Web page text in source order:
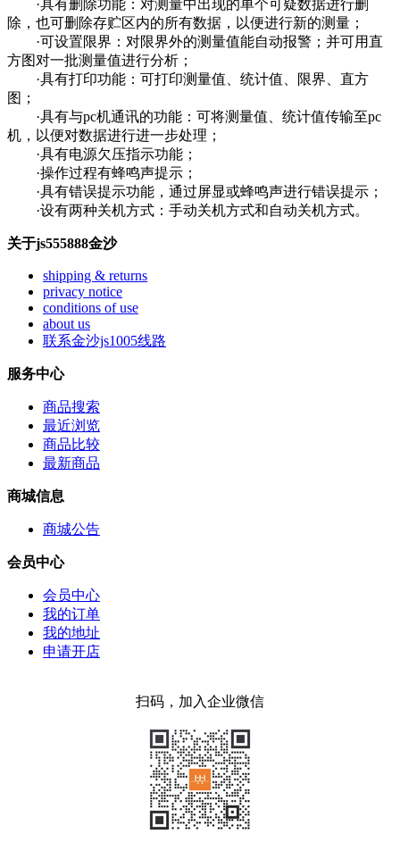
·具有删除功能：对测量中出现的单个可疑数据进行删
除，也可删除存贮区内的所有数据，以便进行新的测量；
·可设置限界：对限界外的测量值能自动报警；并可用直
方图对一批测量值进行分析；
·具有打印功能：可打印测量值、统计值、限界、直方
图；
·具有与pc机通讯的功能：可将测量值、统计值传输至pc
机，以便对数据进行进一步处理；
·具有电源欠压指示功能；
·操作过程有蜂鸣声提示；
·具有错误提示功能，通过屏显或蜂鸣声进行错误提示；
·设有两种关机方式：手动关机方式和自动关机方式。
关于js555888金沙
shipping & returns
privacy notice
conditions of use
about us
联系金沙js1005线路
服务中心
商品搜索
最近浏览
商品比较
最新商品
商城信息
商城公告
会员中心
会员中心
我的订单
我的地址
申请开店
扫码，加入企业微信